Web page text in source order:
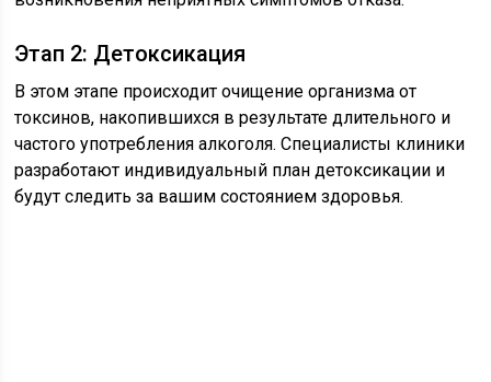
Этап 2: Детоксикация
В этом этапе происходит очищение организма от
токсинов, накопившихся в результате длительного и
частого употребления алкоголя. Специалисты клиники
разработают индивидуальный план детоксикации и
будут следить за вашим состоянием здоровья.